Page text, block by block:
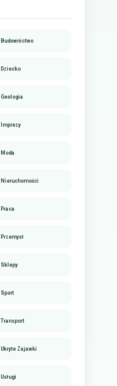
Budownictwo
Dziecko
Geologia
Imprezy
Moda
Nieruchomości
Praca
Przemysł
Sklepy
Sport
Transport
Ukryte Zajawki
Usługi